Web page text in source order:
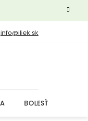
info@iliek.sk
BOLESŤ